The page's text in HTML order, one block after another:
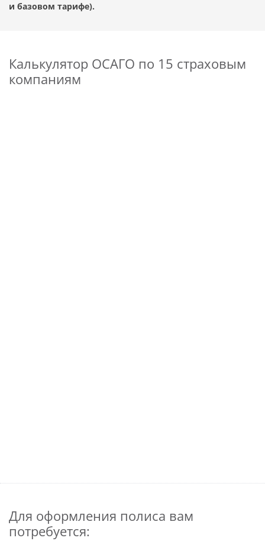
и базовом тарифе).
Калькулятор ОСАГО по 15 страховым
компаниям
Для оформления полиса вам
потребуется: